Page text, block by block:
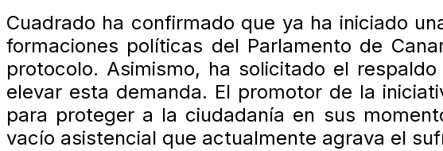
Cuadrado ha confirmado que ya ha iniciado
formaciones políticas del Parlamento de
protocolo. Asimismo, ha solicitado el
elevar esta demanda. El promotor de la
para proteger a la ciudadanía en sus
vacío asistencial que actualmente agrava el